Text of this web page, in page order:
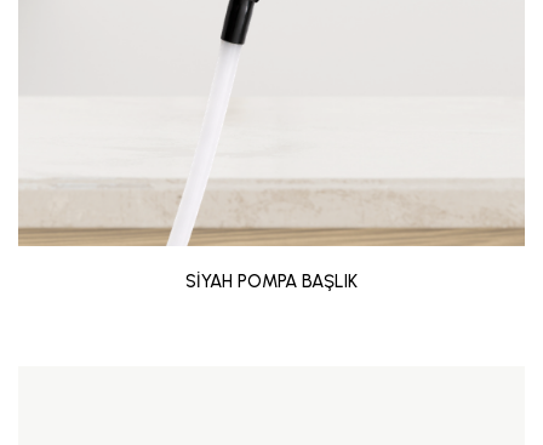
SİYAH POMPA BAŞLIK